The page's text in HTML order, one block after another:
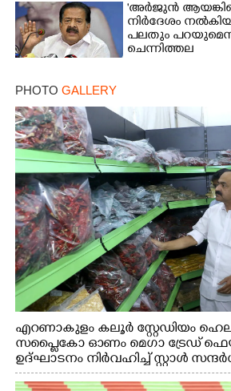
'അർജുൻ
നിർദേശം
പലതും
ചെന്നിത്തല
PHOTO GALLERY
എറണാകുളം കലൂർ സ്റ്റേഡിയം
സപ്ളൈകോ ഓണം മെഗാ ട്രേഡ്
ഉദ്ഘാടനം നിർവഹിച്ച് സ്റ്റാൾ
വി.ഡി. സതീശൻ. മന്ത്രി അനൂപ്